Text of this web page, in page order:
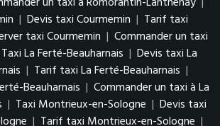
| Devis taxi Courmemin | Tarif taxi
taxi Courmemin | Commander un taxi
Taxi La Ferté-Beauharnais | Devis taxi La
| Tarif taxi La Ferté-Beauharnais |
Beauharnais | Commander un taxi à La
| Taxi Montrieux-en-Sologne | Devis taxi
| Tarif taxi Montrieux-en-Sologne |